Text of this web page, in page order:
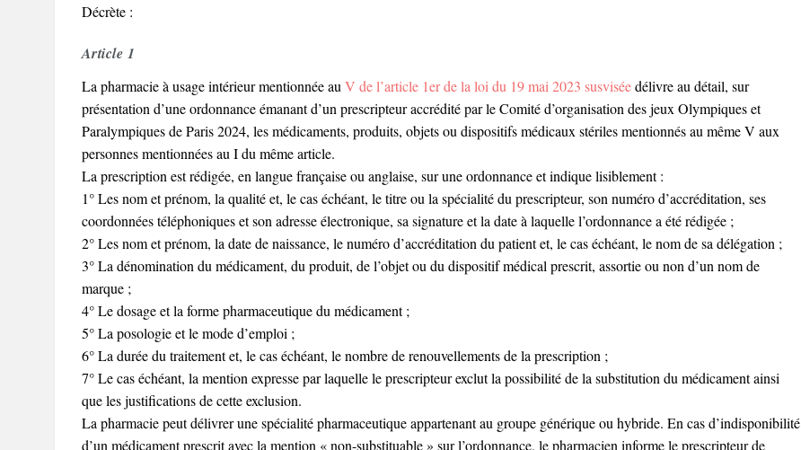
Décrète :
Article 1
La pharmacie à usage intérieur mentionnée au V de l’article 1er de la loi du 19 mai 2023 susviséedélivre au détail, sur
présentation d’une ordonnance émanant d’un prescripteur accrédité par le Comité d’organisation des jeux Olympiques et
Paralympiques de Paris 2024, les médicaments, produits, objets ou dispositifs médicaux stériles mentionnés au même V aux
personnes mentionnées au I du même article.
La prescription est rédigée, en langue française ou anglaise, sur une ordonnance et indique lisiblement :
1° Les nom et prénom, la qualité et, le cas échéant, le titre ou la spécialité du prescripteur, son numéro d’accréditation, ses
coordonnées téléphoniques et son adresse électronique, sa signature et la date à laquelle l’ordonnance a été rédigée ;
2° Les nom et prénom, la date de naissance, le numéro d’accréditation du patient et, le cas échéant, le nom de sa délégation ;
3° La dénomination du médicament, du produit, de l’objet ou du dispositif médical prescrit, assortie ou non d’un nom de
marque ;
4° Le dosage et la forme pharmaceutique du médicament ;
5° La posologie et le mode d’emploi ;
6° La durée du traitement et, le cas échéant, le nombre de renouvellements de la prescription ;
7° Le cas échéant, la mention expresse par laquelle le prescripteur exclut la possibilité de la substitution du médicament ainsi
que les justifications de cette exclusion.
La pharmacie peut délivrer une spécialité pharmaceutique appartenant au groupe générique ou hybride. En cas d’indisponibilité
d’un médicament prescrit avec la mention « non-substituable » sur l’ordonnance, le pharmacien informe le prescripteur de